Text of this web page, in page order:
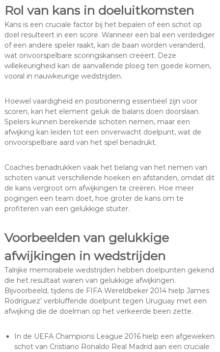
Rol van kans in doeluitkomsten
Kans is een cruciale factor bij het bepalen of een schot op
doel resulteert in een score. Wanneer een bal een verdediger
of een andere speler raakt, kan de baan worden veranderd,
wat onvoorspelbare scoringskansen creëert. Deze
willekeurigheid kan de aanvallende ploeg ten goede komen,
vooral in nauwkeurige wedstrijden.
Hoewel vaardigheid en positionering essentieel zijn voor
scoren, kan het element geluk de balans doen doorslaan.
Spelers kunnen berekende schoten nemen, maar een
afwijking kan leiden tot een onverwacht doelpunt, wat de
onvoorspelbare aard van het spel benadrukt.
Coaches benadrukken vaak het belang van het nemen van
schoten vanuit verschillende hoeken en afstanden, omdat dit
de kans vergroot om afwijkingen te creëren. Hoe meer
pogingen een team doet, hoe groter de kans om te
profiteren van een gelukkige stuiter.
Voorbeelden van gelukkige
afwijkingen in wedstrijden
Talrijke memorabele wedstrijden hebben doelpunten gekend
die het resultaat waren van gelukkige afwijkingen.
Bijvoorbeeld, tijdens de FIFA Wereldbeker 2014 hielp James
Rodríguez’ verbluffende doelpunt tegen Uruguay met een
afwijking die de doelman op het verkeerde been zette.
In de UEFA Champions League 2016 hielp een afgeweken
schot van Cristiano Ronaldo Real Madrid aan een cruciale